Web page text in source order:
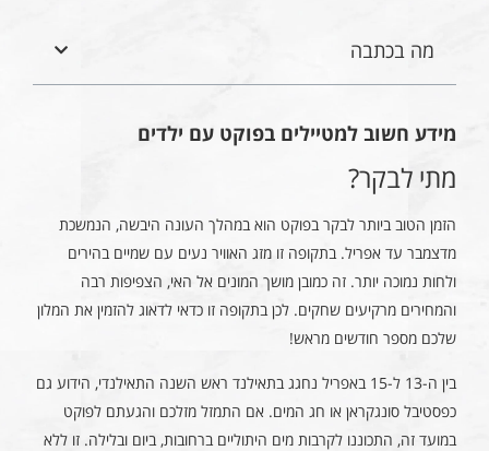
מה בכתבה
מידע חשוב למטיילים בפוקט עם ילדים
מתי לבקר?
הזמן הטוב ביותר לבקר בפוקט הוא במהלך העונה היבשה, הנמשכת
מדצמבר עד אפריל. בתקופה זו מזג האוויר נעים עם שמיים בהירים
ולחות נמוכה יותר. זה כמובן מושך המונים אל האי, הצפיפות רבה
והמחירים מרקיעים שחקים. לכן בתקופה זו כדאי לדאוג להזמין את המלון
שלכם מספר חודשים מראש!
בין ה-13 ל-15 באפריל נחגג בתאילנד ראש השנה התאילנדי, הידוע גם
כפסטיבל סונגקראן או חג המים. אם התמזל מזלכם והגעתם לפוקט
במועד זה, התכוננו לקרבות מים היתוליים ברחובות, ביום ובלילה. זו ללא